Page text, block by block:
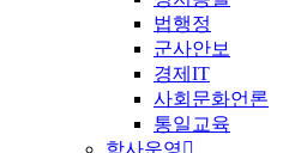
법행정
군사안보
경제IT
사회문화언론
통일교육
학사운영